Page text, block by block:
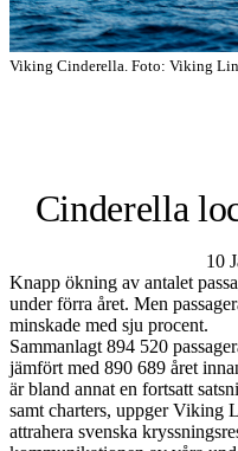
Viking Cinderella. Foto: Viking
Cinderella
10
Knapp ökning av antalet
under förra året. Men
minskade med sju procent.
Sammanlagt 894 520
jämfört med 890 689 året
är bland annat en fortsatt
samt charters, uppger Viking
attrahera svenska